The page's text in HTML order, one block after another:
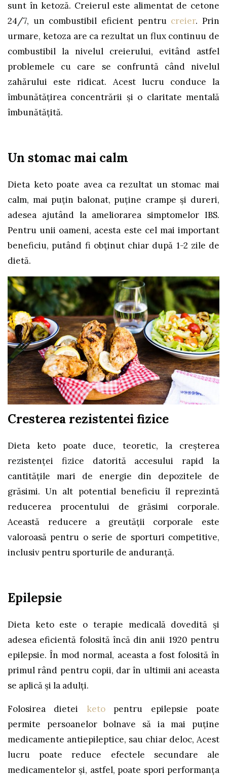
sunt în ketoză. Creierul este alimentat de cetone
24/7, un combustibil eficient pentru creier. Prin
urmare, ketoza are ca rezultat un flux continuu de
combustibil la nivelul creierului, evitând astfel
problemele cu care se confruntă când nivelul
zahărului este ridicat. Acest lucru conduce la
îmbunătăţirea concentrării şi o claritate mentală
îmbunătăţită.
Un stomac mai calm
Dieta keto poate avea ca rezultat un stomac mai
calm, mai puţin balonat, puţine crampe şi dureri,
adesea ajutând la ameliorarea simptomelor IBS.
Pentru unii oameni, acesta este cel mai important
beneficiu, putând fi obţinut chiar după 1-2 zile de
dietă.
Cresterea rezistentei fizice
Dieta keto poate duce, teoretic, la creşterea
rezistenţei fizice datorită accesului rapid la
cantităţile mari de energie din depozitele de
grăsimi. Un alt potential beneficiu îl reprezintă
reducerea procentului de grăsimi corporale.
Această reducere a greutăţii corporale este
valoroasă pentru o serie de sporturi competitive,
inclusiv pentru sporturile de anduranţă.
Epilepsie
Dieta keto este o terapie medicală dovedită şi
adesea eficientă folosită încă din anii 1920 pentru
epilepsie. În mod normal, aceasta a fost folosită în
primul rând pentru copii, dar în ultimii ani aceasta
se aplică şi la adulţi.
Folosirea dietei ketopentru epilepsie poate
permite persoanelor bolnave să ia mai puţine
medicamente antiepileptice, sau chiar deloc, Acest
lucru poate reduce efectele secundare ale
medicamentelor şi, astfel, poate spori performanţa